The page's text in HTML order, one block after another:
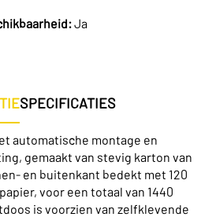
Ja
SPECIFICATIES
automatische montage en
gemaakt van stevig karton van
en buitenkant bedekt met 120
voor een totaal van 1440
is voorzien van zelfklevende